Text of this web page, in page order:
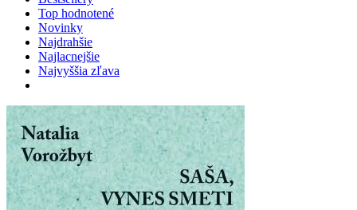
Top hodnotené
Novinky
Najdrahšie
Najlacnejšie
Najvyššia zľava